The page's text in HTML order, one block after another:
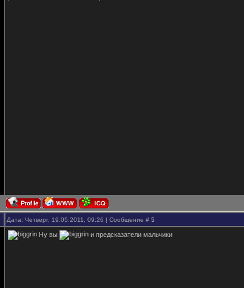
Дата: Четверг, 19.05.2011, 09:26 | Сообщение # 5
Ну вы и предсказатели мальчики